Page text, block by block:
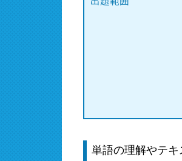
単語の理解やテキ